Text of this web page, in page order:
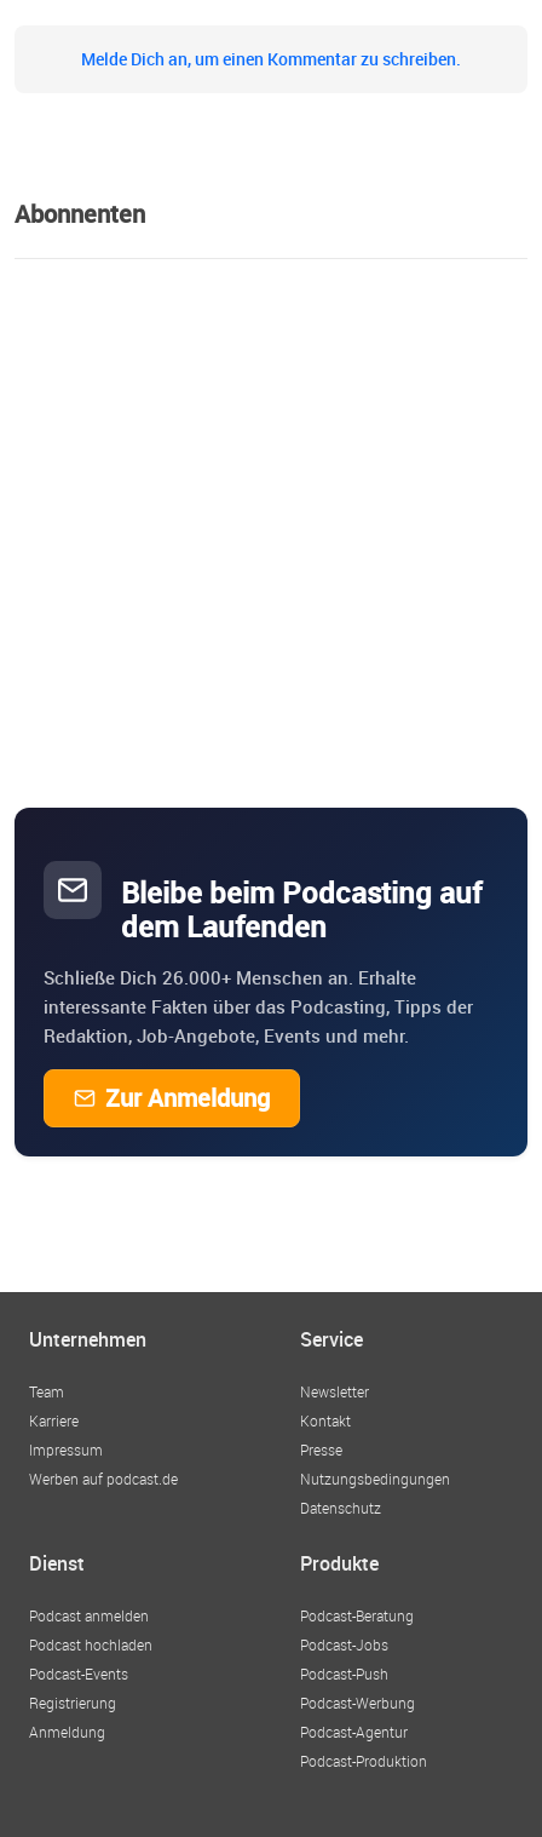
Melde Dich an, um einen Kommentar zu schreiben.
Abonnenten
Bleibe beim Podcasting auf
dem Laufenden
Schließe Dich 26.000+ Menschen an. Erhalte
interessante Fakten über das Podcasting, Tipps der
Redaktion, Job-Angebote, Events und mehr.
Zur Anmeldung
Unternehmen
Team
Karriere
Impressum
Werben auf podcast.de
Service
Newsletter
Kontakt
Presse
Nutzungsbedingungen
Datenschutz
Dienst
Podcast anmelden
Podcast hochladen
Podcast-Events
Registrierung
Anmeldung
Produkte
Podcast-Beratung
Podcast-Jobs
Podcast-Push
Podcast-Werbung
Podcast-Agentur
Podcast-Produktion